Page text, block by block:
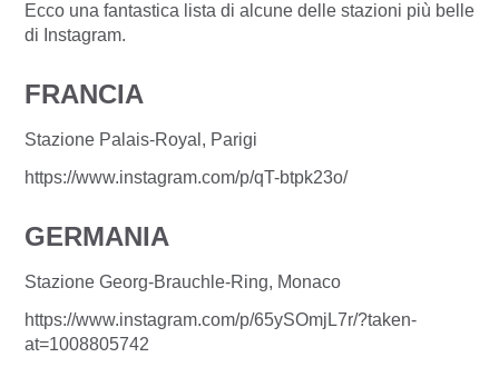
Ecco una fantastica lista di alcune delle stazioni più belle
di Instagram.
FRANCIA
Stazione Palais-Royal, Parigi
https://www.instagram.com/p/qT-btpk23o/
GERMANIA
Stazione Georg-Brauchle-Ring, Monaco
https://www.instagram.com/p/65ySOmjL7r/?taken-
at=1008805742